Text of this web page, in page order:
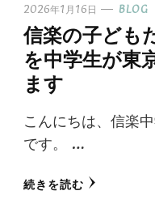
2026年1月16日 BLOG
信楽の子ども
を中学生が東
ます
こんにちは、信楽
です。 …
続きを読む